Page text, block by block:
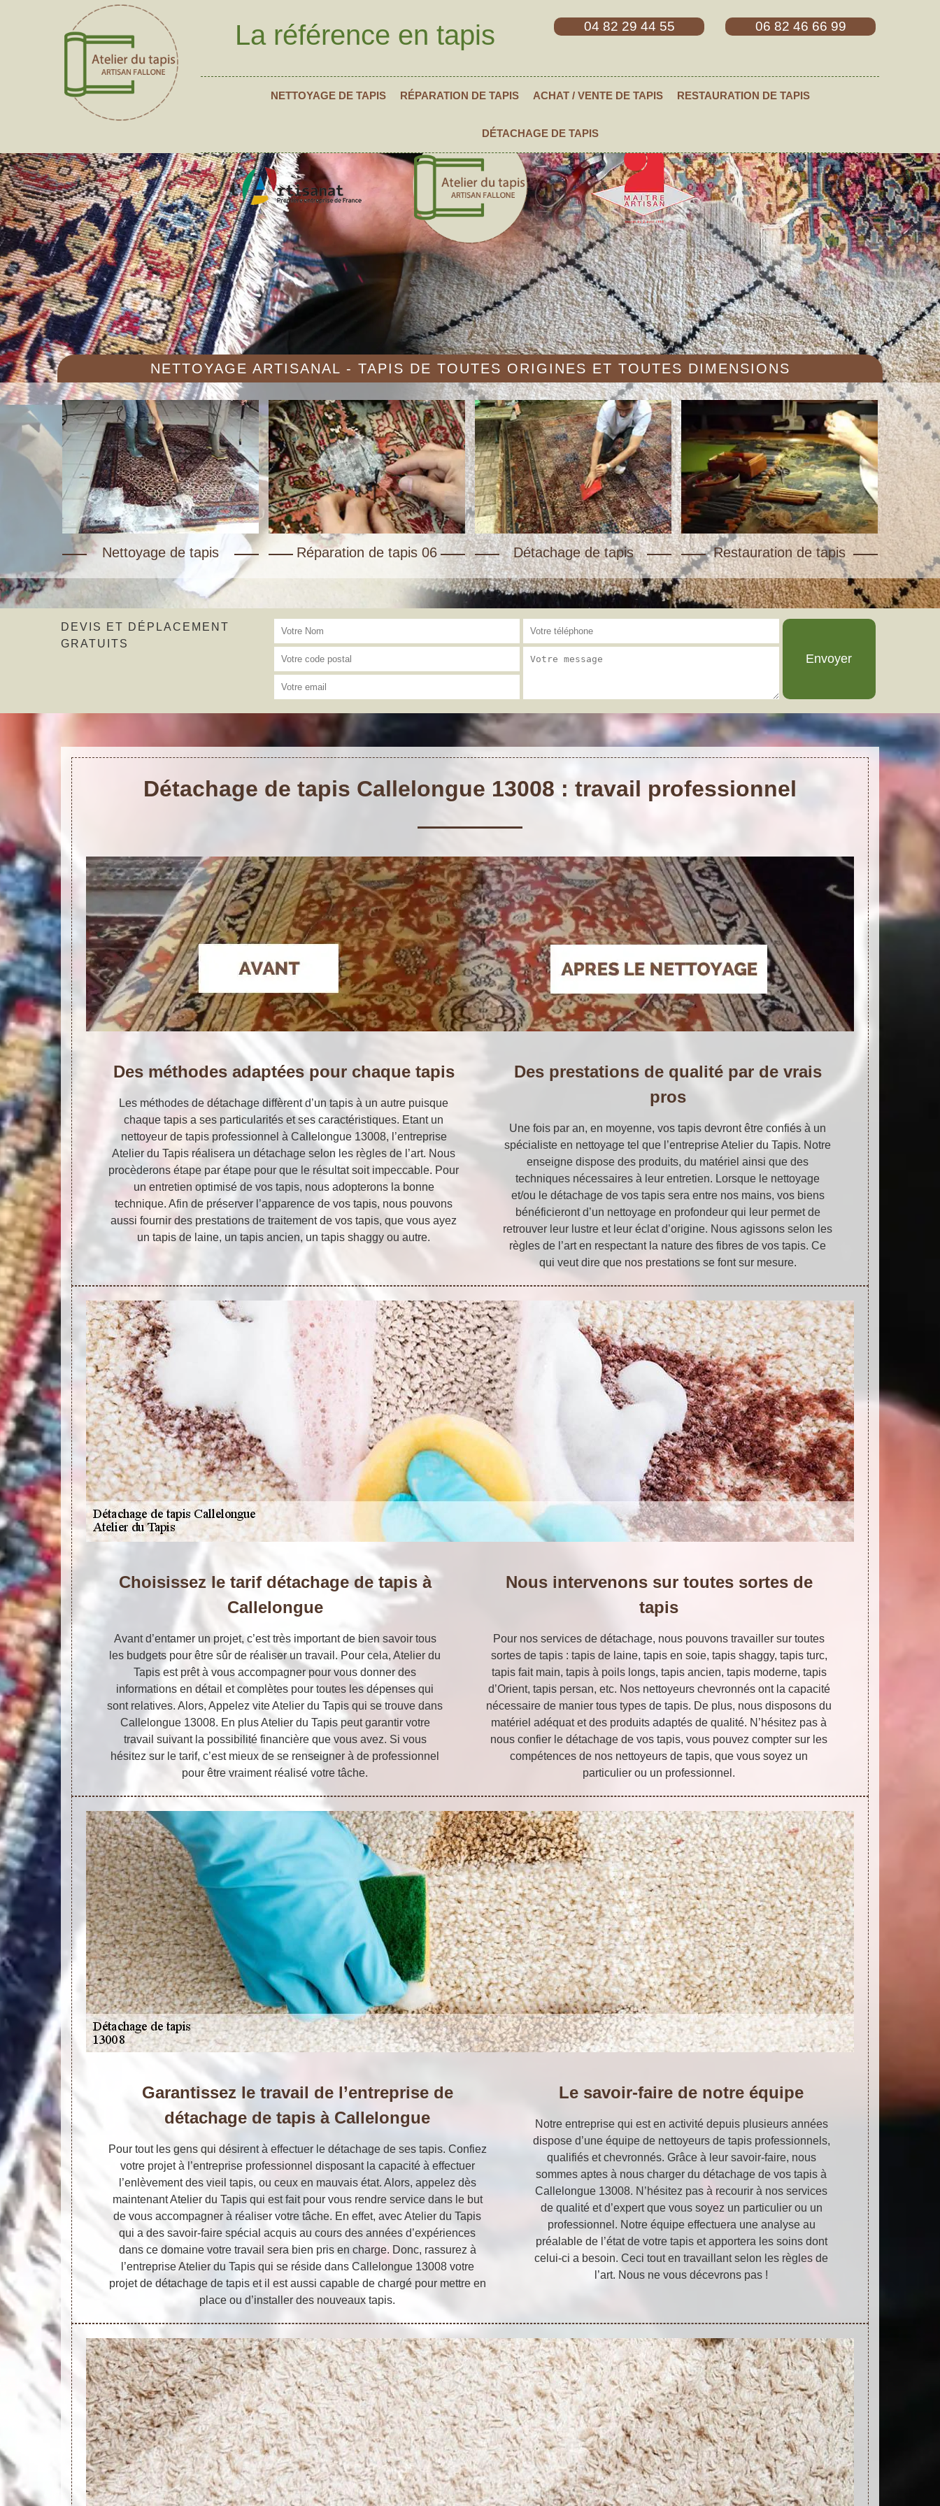
La référence en tapis 04 82 29 44 55 06 82 46 66 99
NETTOYAGE DE TAPIS RÉPARATION DE TAPIS ACHAT / VENTE DE TAPIS RESTAURATION DE TAPIS
DÉTACHAGE DE TAPIS
NETTOYAGE ARTISANAL - TAPIS DE TOUTES ORIGINES ET TOUTES DIMENSIONS
Nettoyage de tapis Réparation de tapis 06 Détachage de tapis Restauration de tapis
DEVIS ET DÉPLACEMENT
GRATUITS
Détachage de tapis Callelongue 13008 : travail professionnel
Des méthodes adaptées pour chaque tapis
Les méthodes de détachage diffèrent d’un tapis à un autre puisque
chaque tapis a ses particularités et ses caractéristiques. Etant un
nettoyeur de tapis professionnel à Callelongue 13008, l’entreprise
Atelier du Tapis réalisera un détachage selon les règles de l’art. Nous
procèderons étape par étape pour que le résultat soit impeccable. Pour
un entretien optimisé de vos tapis, nous adopterons la bonne
technique. Afin de préserver l’apparence de vos tapis, nous pouvons
aussi fournir des prestations de traitement de vos tapis, que vous ayez
un tapis de laine, un tapis ancien, un tapis shaggy ou autre.
Des prestations de qualité par de vrais
pros
Une fois par an, en moyenne, vos tapis devront être confiés à un
spécialiste en nettoyage tel que l’entreprise Atelier du Tapis. Notre
enseigne dispose des produits, du matériel ainsi que des
techniques nécessaires à leur entretien. Lorsque le nettoyage
et/ou le détachage de vos tapis sera entre nos mains, vos biens
bénéficieront d’un nettoyage en profondeur qui leur permet de
retrouver leur lustre et leur éclat d’origine. Nous agissons selon les
règles de l’art en respectant la nature des fibres de vos tapis. Ce
qui veut dire que nos prestations se font sur mesure.
Choisissez le tarif détachage de tapis à
Callelongue
Avant d’entamer un projet, c’est très important de bien savoir tous
les budgets pour être sûr de réaliser un travail. Pour cela, Atelier du
Tapis est prêt à vous accompagner pour vous donner des
informations en détail et complètes pour toutes les dépenses qui
sont relatives. Alors, Appelez vite Atelier du Tapis qui se trouve dans
Callelongue 13008. En plus Atelier du Tapis peut garantir votre
travail suivant la possibilité financière que vous avez. Si vous
hésitez sur le tarif, c’est mieux de se renseigner à de professionnel
pour être vraiment réalisé votre tâche.
Nous intervenons sur toutes sortes de
tapis
Pour nos services de détachage, nous pouvons travailler sur toutes
sortes de tapis : tapis de laine, tapis en soie, tapis shaggy, tapis turc,
tapis fait main, tapis à poils longs, tapis ancien, tapis moderne, tapis
d’Orient, tapis persan, etc. Nos nettoyeurs chevronnés ont la capacité
nécessaire de manier tous types de tapis. De plus, nous disposons du
matériel adéquat et des produits adaptés de qualité. N’hésitez pas à
nous confier le détachage de vos tapis, vous pouvez compter sur les
compétences de nos nettoyeurs de tapis, que vous soyez un
particulier ou un professionnel.
Garantissez le travail de l’entreprise de
détachage de tapis à Callelongue
Pour tout les gens qui désirent à effectuer le détachage de ses tapis. Confiez
votre projet à l’entreprise professionnel disposant la capacité à effectuer
l’enlèvement des vieil tapis, ou ceux en mauvais état. Alors, appelez dès
maintenant Atelier du Tapis qui est fait pour vous rendre service dans le but
de vous accompagner à réaliser votre tâche. En effet, avec Atelier du Tapis
qui a des savoir-faire spécial acquis au cours des années d’expériences
dans ce domaine votre travail sera bien pris en charge. Donc, rassurez à
l’entreprise Atelier du Tapis qui se réside dans Callelongue 13008 votre
projet de détachage de tapis et il est aussi capable de chargé pour mettre en
place ou d’installer des nouveaux tapis.
Le savoir-faire de notre équipe
Notre entreprise qui est en activité depuis plusieurs années
dispose d’une équipe de nettoyeurs de tapis professionnels,
qualifiés et chevronnés. Grâce à leur savoir-faire, nous
sommes aptes à nous charger du détachage de vos tapis à
Callelongue 13008. N’hésitez pas à recourir à nos services
de qualité et d’expert que vous soyez un particulier ou un
professionnel. Notre équipe effectuera une analyse au
préalable de l’état de votre tapis et apportera les soins dont
celui-ci a besoin. Ceci tout en travaillant selon les règles de
l’art. Nous ne vous décevrons pas !